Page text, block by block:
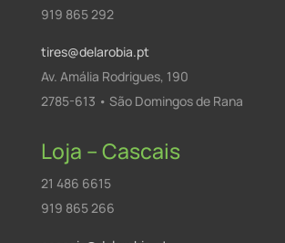
919 865 292
tires@delarobia.pt
Av. Amália Rodrigues, 190
2785-613 • São Domingos de Rana
Loja – Cascais
21 486 6615
919 865 266